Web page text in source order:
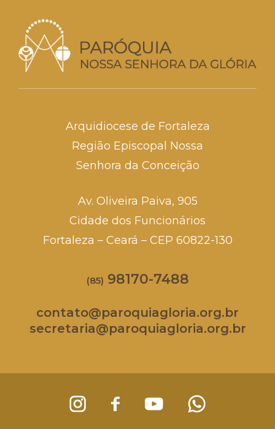
Arquidiocese de Fortaleza
Região Episcopal Nossa
Senhora da Conceição
Av. Oliveira Paiva, 905
Cidade dos Funcionários
Fortaleza – Ceará – CEP 60822-130
(85) 98170-7488
contato@paroquiagloria.org.br
secretaria@paroquiagloria.org.br